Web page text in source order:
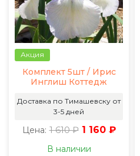
Акция
Комплект 5шт / Ирис
Инглиш Коттедж
Доставка по Тимашевску от
3-5 дней
Цена: 1 610 ₽ 1 160 ₽
В наличии